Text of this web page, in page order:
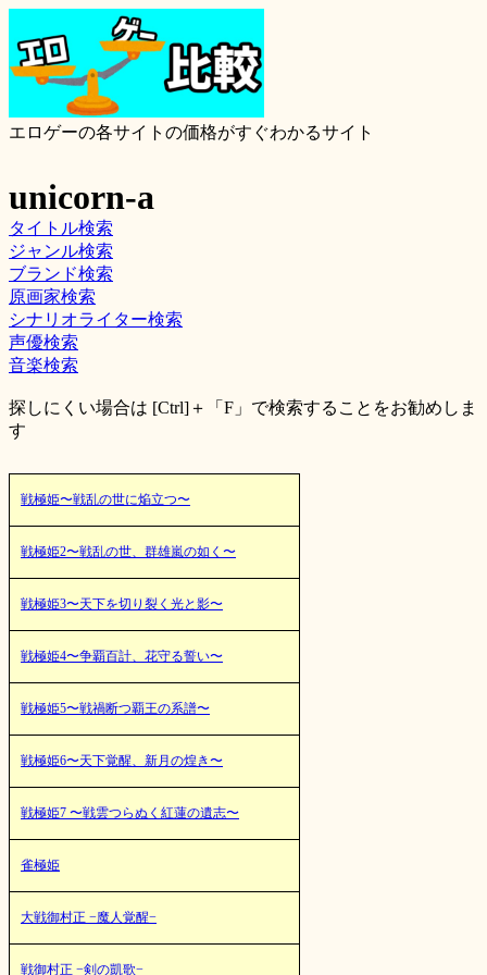
エロゲーの各サイトの価格がすぐわかるサイト
unicorn-a
タイトル検索
ジャンル検索
ブランド検索
原画家検索
シナリオライター検索
声優検索
音楽検索
探しにくい場合は [Ctrl]＋「F」で検索することをお勧めしま
す
戦極姫〜戦乱の世に焔立つ〜
戦極姫2〜戦乱の世、群雄嵐の如く〜
戦極姫3〜天下を切り裂く光と影〜
戦極姫4〜争覇百計、花守る誓い〜
戦極姫5〜戦禍断つ覇王の系譜〜
戦極姫6〜天下覚醒、新月の煌き〜
戦極姫7 〜戦雲つらぬく紅蓮の遺志〜
雀極姫
大戦御村正 −魔人覚醒−
戦御村正 −剣の凱歌−